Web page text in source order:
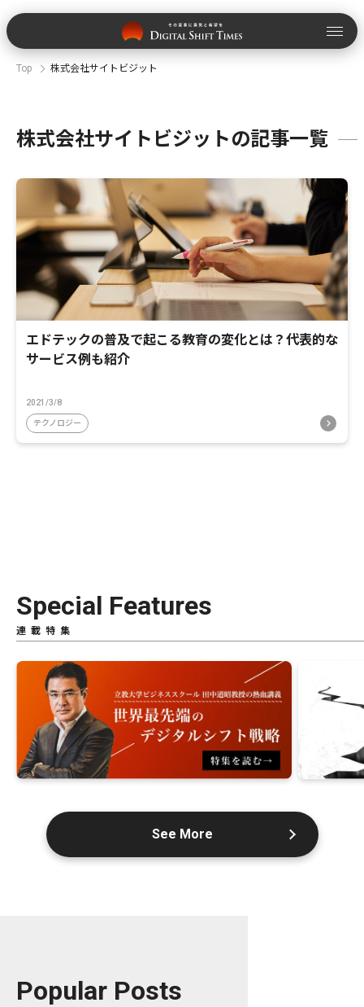
Top 株式会社サイトビジット
株式会社サイトビジットの記事一覧
エドテックの普及で起こる教育の変化とは？代表的な
サービス例も紹介
2021/3/8
テクノロジー
Special Features
連載特集
See More
Popular Posts